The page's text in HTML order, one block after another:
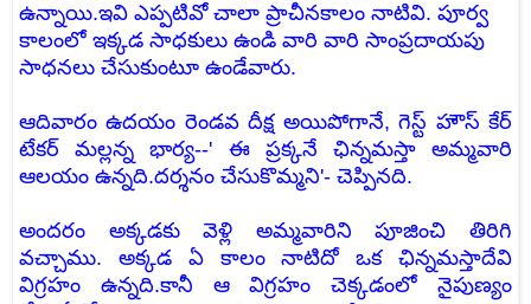
ఉన్నాయి.ఇవి ఎప్పటివో చాలా ప్రాచీనకాలం నాటివి. పూర్వ
కాలంలో ఇక్కడ సాధకులు ఉండి వారి వారి సాంప్రదాయపు
సాధనలు చేసుకుంటూ ఉండేవారు.
ఆదివారం ఉదయం రెండవ దీక్ష అయిపోగానే, గెస్ట్ హౌస్ కేర్
టేకర్ మల్లన్న భార్య--' ఈ ప్రక్కనే ఛిన్నమస్తా అమ్మవారి
ఆలయం ఉన్నది.దర్శనం చేసుకొమ్మని'- చెప్పినది.
అందరం అక్కడకు వెళ్లి అమ్మవారిని పూజించి తిరిగి
వచ్చాము. అక్కడ ఏ కాలం నాటిదో ఒక ఛిన్నమస్తాదేవి
విగ్రహం ఉన్నది.కానీ ఆ విగ్రహం చెక్కడంలో నైపుణ్యం